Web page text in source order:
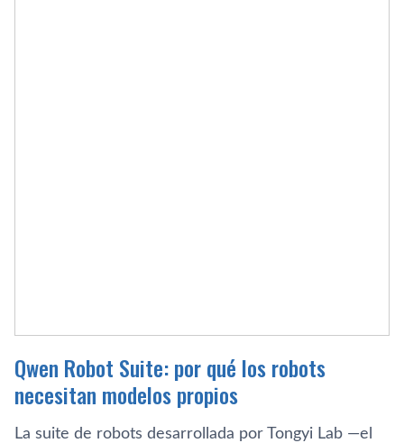
Qwen Robot Suite: por qué los robots
necesitan modelos propios
La suite de robots desarrollada por Tongyi Lab —el